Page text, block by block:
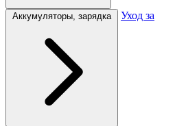
Аккумуляторы, зарядка Уход за